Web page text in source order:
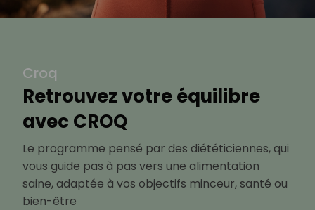
Croq
Retrouvez votre équilibre
avec CROQ
Le programme pensé par des diététiciennes, qui
vous guide pas à pas vers une alimentation
saine, adaptée à vos objectifs minceur, santé ou
bien-être